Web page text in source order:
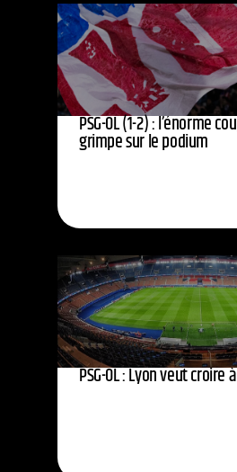
PSG-OL (1-2) : l’énorme
grimpe sur le podium
PSG-OL : Lyon veut croire